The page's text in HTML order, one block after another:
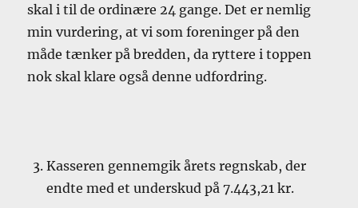
skal i til de ordinære 24 gange. Det er nemlig
min vurdering, at vi som foreninger på den
måde tænker på bredden, da ryttere i toppen
nok skal klare også denne udfordring.
Kasseren gennemgik årets regnskab, der
endte med et underskud på 7.443,21 kr.